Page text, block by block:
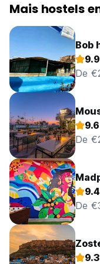
Mais hostels
Bob
9.9
De
9.6
De
9.4
De
9.3